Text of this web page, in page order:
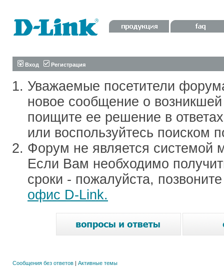
Вход Регистрация
Уважаемые посетители
новое сообщение о
поищите ее решение в
или воспользуйтесь поиском
Форум не является системой
Если Вам необходимо
сроки - пожалуйста,
офис D-Link.
Сообщения без ответов | Активные темы